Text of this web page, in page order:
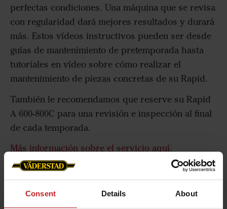
Consent Details About
perfectas condiciones. Una máquina que se revisa
con regularidad dará mejores resultados y durará
más. Estos vídeos instructivos pueden ser desde
guías de mantenimiento de pretemporada hasta
tutoriales en vídeo sobre cómo realizar el
mantenimiento de piezas concretas de su Rapid.
También le recomendamos que reserve su Rapid
A 600-800C para una revisión e inspección al final
de cada temporada.
Más información sobre el servicio aquí.